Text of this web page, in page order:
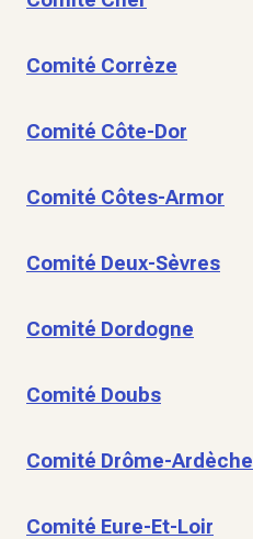
Comité Corrèze
Comité Côte-Dor
Comité Côtes-Armor
Comité Deux-Sèvres
Comité Dordogne
Comité Doubs
Comité Drôme-Ardèche
Comité Eure-Et-Loir